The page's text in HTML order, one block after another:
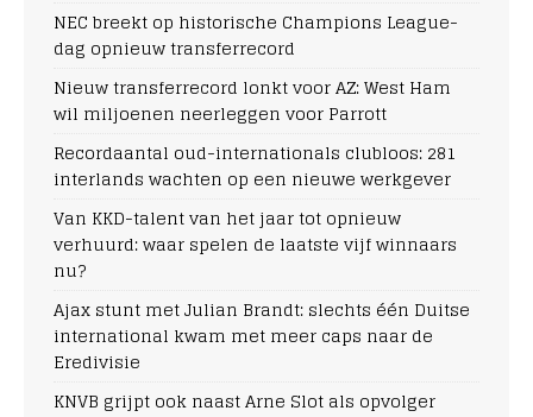
NEC breekt op historische Champions League-
dag opnieuw transferrecord
Nieuw transferrecord lonkt voor AZ: West Ham
wil miljoenen neerleggen voor Parrott
Recordaantal oud-internationals clubloos: 281
interlands wachten op een nieuwe werkgever
Van KKD-talent van het jaar tot opnieuw
verhuurd: waar spelen de laatste vijf winnaars
nu?
Ajax stunt met Julian Brandt: slechts één Duitse
international kwam met meer caps naar de
Eredivisie
KNVB grijpt ook naast Arne Slot als opvolger